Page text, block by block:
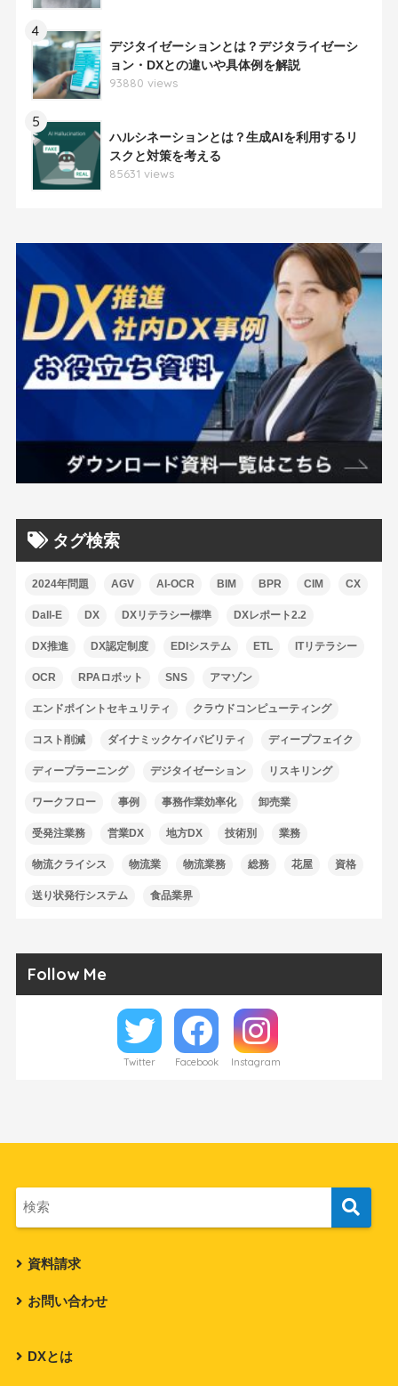
4
デジタイゼーションとは？デジタライゼーシ
ョン・DXとの違いや具体例を解説
93880 views
5
ハルシネーションとは？生成AIを利用するリ
スクと対策を考える
85631 views
タグ検索
2024年問題 AGV AI-OCR BIM BPR CIM CX
Dall-E DX DXリテラシー標準 DXレポート2.2
DX推進 DX認定制度 EDIシステム ETL ITリテラシー
OCR RPAロボット SNS アマゾン
エンドポイントセキュリティ クラウドコンピューティング
コスト削減 ダイナミックケイパビリティ ディープフェイク
ディープラーニング デジタイゼーション リスキリング
ワークフロー 事例 事務作業効率化 卸売業
受発注業務 営業DX 地方DX 技術別 業務
物流クライシス 物流業 物流業務 総務 花屋 資格
送り状発行システム 食品業界
Follow Me
Twitter Facebook Instagram
資料請求
お問い合わせ
DXとは